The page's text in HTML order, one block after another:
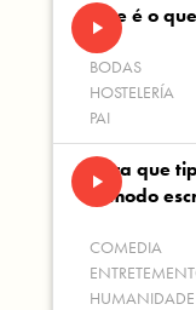
play_arrowQue é o
BODAS
HOSTELERÍA
PAI
play_arrowPara que
cómodo
COMEDIA
HUMANIDADE